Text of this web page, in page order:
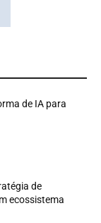
de IA para
de
ecossistema